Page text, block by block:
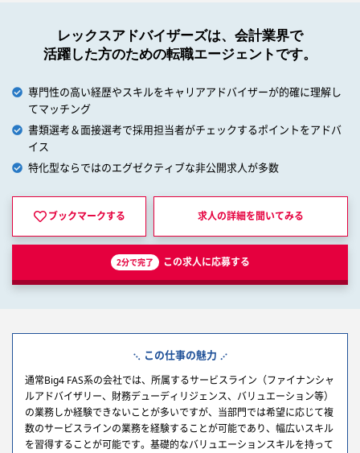
レックスアドバイザーズは、会計業界で
活躍した方のための転職エージェントです。
専門性の高い経歴やスキルをキャリアアドバイザーが的確に理解し
てマッチング
書類選考＆面接選考で採用担当者がチェックするポイントをアドバ
イス
特化型ならではのエグゼクティブな非公開求人が多数
ブックマークする 求人の詳細を聞いてみる
2分で完了 この求人に応募する
この仕事の魅力
通常Big4 FAS系の会社では、所属するサービスライン（ファイナンシャ
ルアドバイザリー、財務デューディリジェンス、バリュエーション等）
の業務しか経験できないことが多いですが、当部門では希望に応じて複
数のサービスラインの業務を経験することが可能であり、幅広いスキル
を習得することが可能です。基礎的なバリュエーションスキルを持って